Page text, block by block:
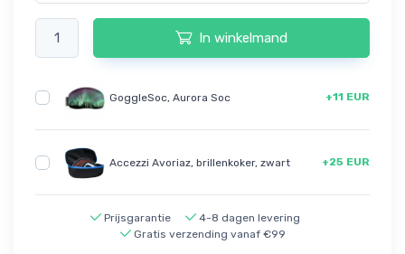
In winkelmand
GoggleSoc, Aurora Soc +11 EUR
Accezzi Avoriaz, brillenkoker, zwart +25 EUR
Prijsgarantie
4-8 dagen levering
Gratis verzending vanaf €99